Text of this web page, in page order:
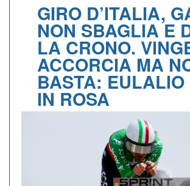
CALENDARIO
ALBI D'ORO
GIRO D’ITALIA,
NON SBAGLIA E
LA CRONO.
ACCORCIA MA
BASTA: EULALIO
IN ROSA